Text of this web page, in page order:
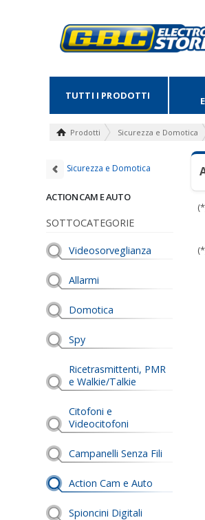
TUTTI I PRODOTTI
Prodotti Sicurezza e Domotica
Sicurezza e Domotica
ACTION CAM E AUTO
SOTTOCATEGORIE
Videosorveglianza
Allarmi
Domotica
Spy
Ricetrasmittenti, PMR
e Walkie/Talkie
Citofoni e
Videocitofoni
Campanelli Senza Fili
Action Cam e Auto
Spioncini Digitali